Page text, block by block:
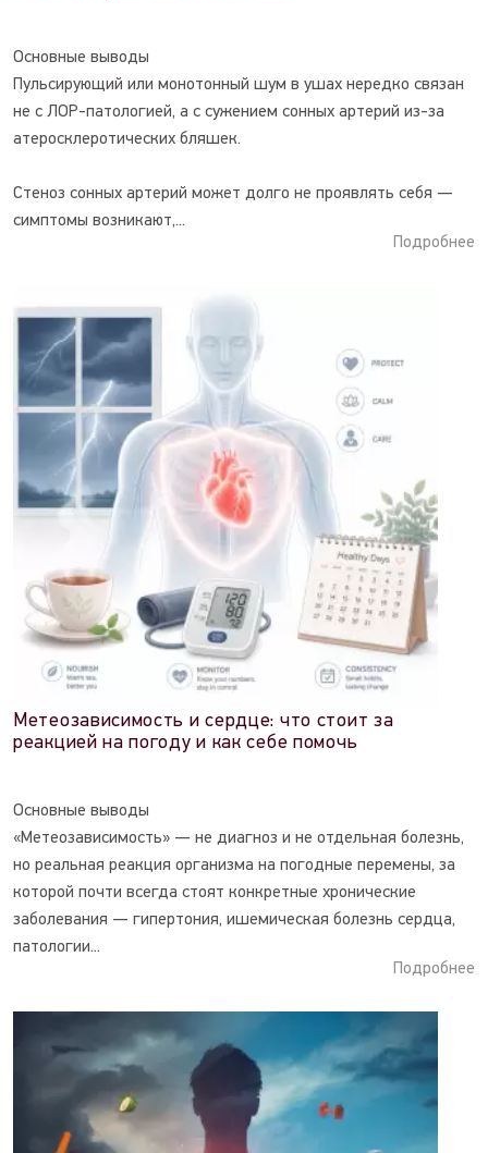
Основные выводы
Пульсирующий или монотонный шум в ушах нередко связан
не с ЛОР-патологией, а с сужением сонных артерий из-за
атеросклеротических бляшек.
Стеноз сонных артерий может долго не проявлять себя —
симптомы возникают,...
Подробнее
Метеозависимость и сердце: что стоит за
реакцией на погоду и как себе помочь
Основные выводы
«Метеозависимость» — не диагноз и не отдельная болезнь,
но реальная реакция организма на погодные перемены, за
которой почти всегда стоят конкретные хронические
заболевания — гипертония, ишемическая болезнь сердца,
патологии...
Подробнее